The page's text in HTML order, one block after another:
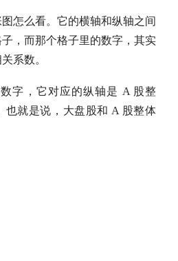
怎么看。它的横轴和纵轴之间
，而那个格子里的数字，其实
系数。
字，它对应的纵轴是 A 股整
也就是说， 大盘股和 A 股整体